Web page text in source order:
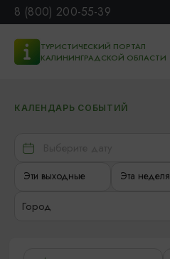
8 (800) 200-55-39
ТУРИСТИЧЕСКИЙ ПОРТАЛ
КАЛИНИНГРАДСКОЙ ОБЛАСТИ
КАЛЕНДАРЬ СОБЫТИЙ
Эти выходные Эта неделя
Город